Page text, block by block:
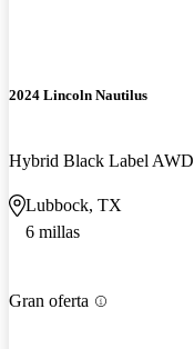
2024 Lincoln Nautilus
Hybrid Black Label AWD
Lubbock, TX
6 millas
Gran oferta